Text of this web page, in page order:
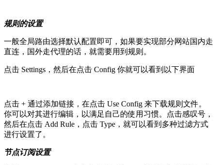
规则的设置
一般全局路由选择默认配置即可，如果要实现部分网站国内走
直连，国外走代理的话，就需要用到规则。
点击 Settings，然后在点击 Config 你就可以看到以下界面
点击 + 通过添加链接，在点击 Use Config 来下载规则文件。
你可以对其进行编辑，以满足自己的使用习惯。点击感叹号，
然后在点击 Add Rule，点击 Type，就可以看到多种过滤方式
进行设置了。
节点订阅设置